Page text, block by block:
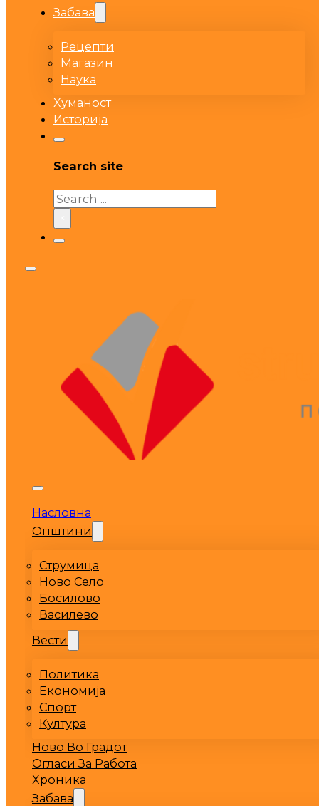
Забава
Рецепти
Магазин
Наука
Хуманост
Историја
Search site
Search
Насловна
Општини
Струмица
Ново Село
Босилово
Василево
Вести
Политика
Економија
Спорт
Култура
Ново Во Градот
Огласи За Работа
Хроника
Забава